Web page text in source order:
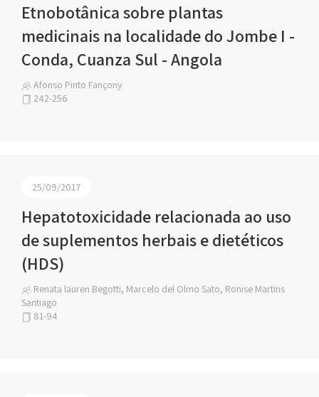
Etnobotânica sobre plantas
medicinais na localidade do Jombe I -
Conda, Cuanza Sul - Angola
Afonso Pinto Fançony
242-256
25/09/2017
Hepatotoxicidade relacionada ao uso
de suplementos herbais e dietéticos
(HDS)
Renata lauren Begotti, Marcelo del Olmo Sato, Ronise Martins
Santiago
81-94